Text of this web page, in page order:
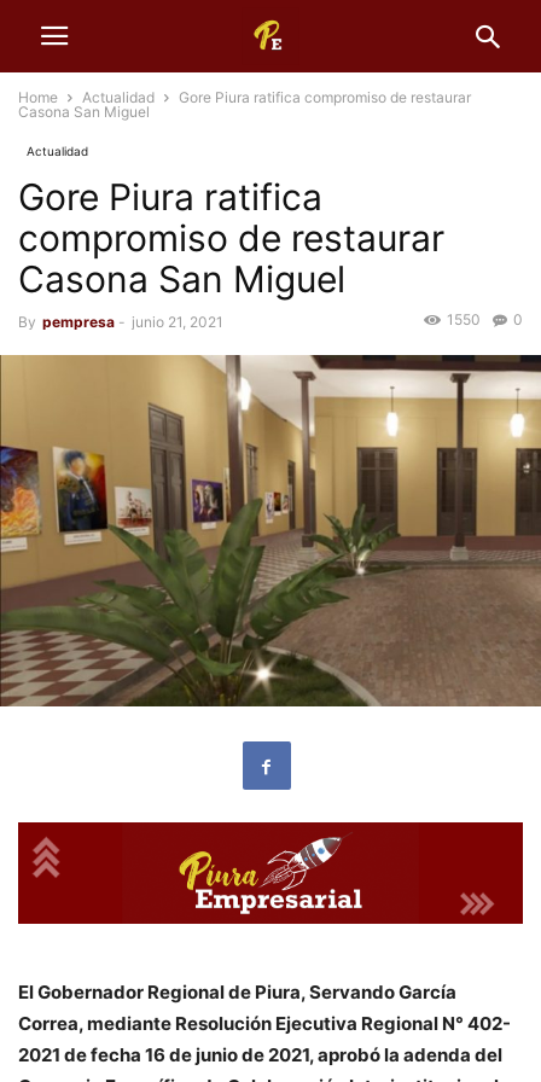
Home Actualidad
Gore Piura ratifica compromiso de restaurar
Casona San Miguel
Actualidad
Gore Piura ratifica
compromiso de restaurar
Casona San Miguel
By pempresa - junio 21, 2021 0
1550
El Gobernador Regional de Piura, Servando García
Correa, mediante Resolución Ejecutiva Regional N° 402-
2021 de fecha 16 de junio de 2021, aprobó la adenda del